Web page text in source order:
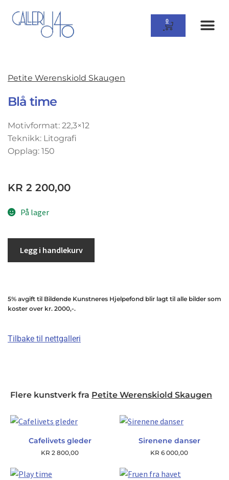
0
Petite Werenskiold Skaugen
Blå time
Motivformat: 22,3×12
Teknikk: Litografi
Opplag: 150
KR 2 200,00
På lager
Legg i handlekurv
5% avgift til Bildende Kunstneres Hjelpefond blir lagt til alle bilder som
koster over kr. 2000,-.
Tilbake til nettgalleri
Flere kunstverk fra Petite Werenskiold Skaugen
Cafelivets gleder
KR 2 800,00
Sirenene danser
KR 6 000,00